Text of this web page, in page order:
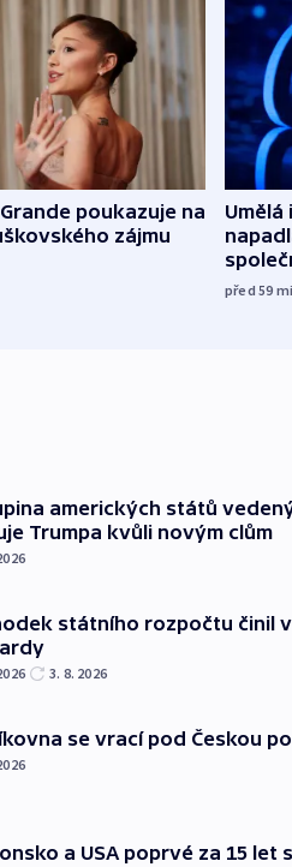
poukazuje na
zájmu
před 59
amerických států
Trumpa kvůli novým clům
státního rozpočtu činil
3. 8. 2026
se vrací pod Českou
a USA poprvé za 15 let